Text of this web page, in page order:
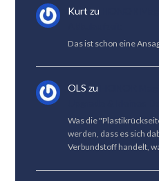
Kurt zu
Das ist schon eine
OLS zu
Was die
werden, dass es sich
Verbundstoff handelt,